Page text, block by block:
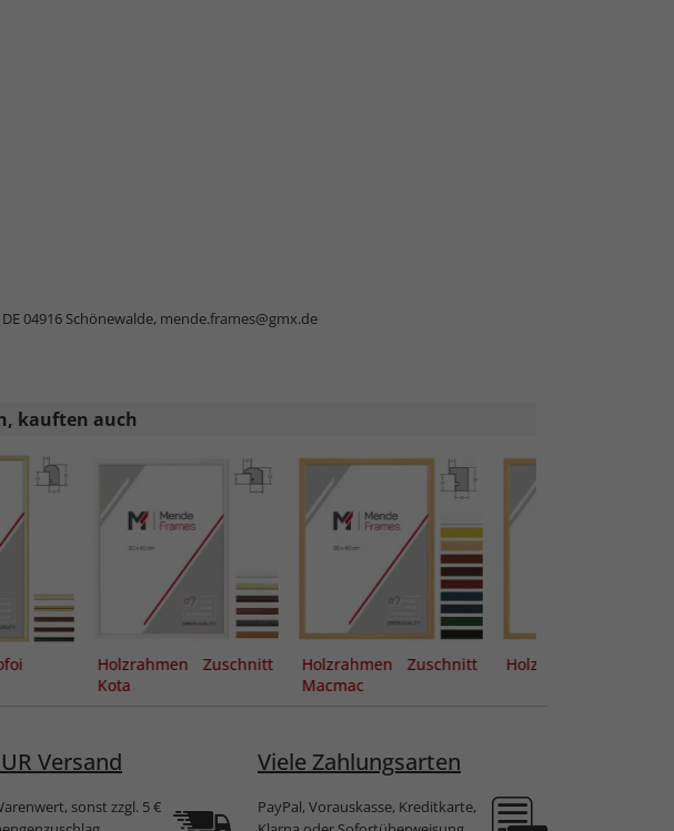
04916 Schönewalde, mende.frames@gmx.de
kauften auch
Holzrahmen Zuschnitt
Kota
Holzrahmen Zuschnitt
Macmac
Holzrahmen Macmac
Versand
sonst zzgl. 5 €
Viele Zahlungsarten
PayPal, Vorauskasse, Kreditkarte,